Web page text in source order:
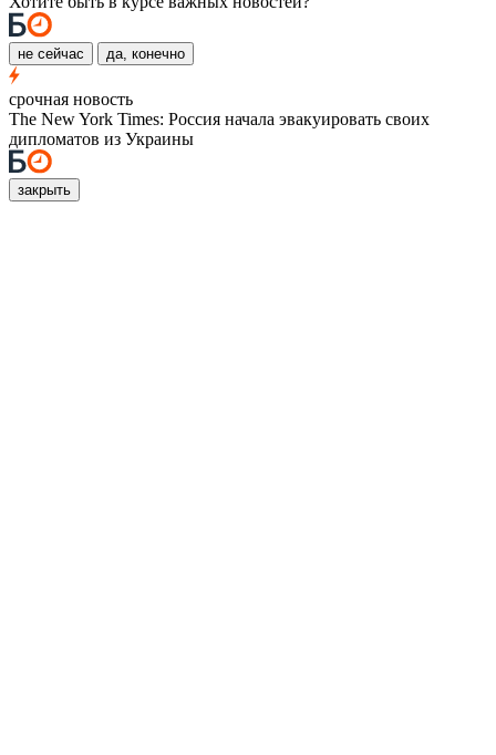
не сейчас да, конечно
срочная новость
The New York Times: Россия начала эвакуировать своих
дипломатов из Украины
закрыть